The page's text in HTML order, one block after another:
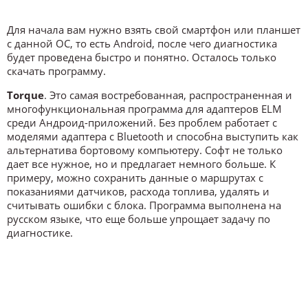
Для начала вам нужно взять свой смартфон или планшет
с данной ОС, то есть Android, после чего диагностика
будет проведена быстро и понятно. Осталось только
скачать программу.
Torque. Это самая востребованная, распространенная и
многофункциональная программа для адаптеров ELM
среди Андроид-приложений. Без проблем работает с
моделями адаптера с Bluetooth и способна выступить как
альтернатива бортовому компьютеру. Софт не только
дает все нужное, но и предлагает немного больше. К
примеру, можно сохранить данные о маршрутах с
показаниями датчиков, расхода топлива, удалять и
считывать ошибки с блока. Программа выполнена на
русском языке, что еще больше упрощает задачу по
диагностике.